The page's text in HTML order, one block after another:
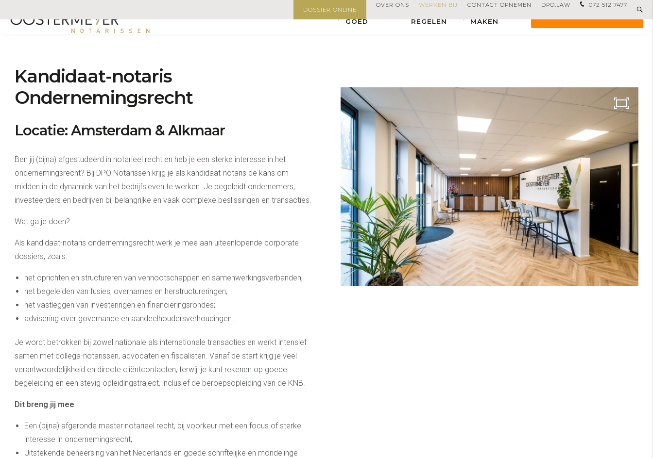
072 512 7477
DOSSIER ONLINE
OVER ONS WERKEN BIJ CONTACT OPNEMEN DPO.LAW
ONROEREND
GOED
REGELEN
MAKEN
Vacature Kandidaat-notaris Ondernemingsrecht
Kandidaat-notaris
Ondernemingsrecht
Locatie: Amsterdam & Alkmaar
Ben jij (bijna) afgestudeerd in notarieel recht en heb je een sterke interesse in het
ondernemingsrecht? Bij DPO Notarissen krijg je als kandidaat-notaris de kans om
midden in de dynamiek van het bedrijfsleven te werken. Je begeleidt ondernemers,
investeerders en bedrijven bij belangrijke en vaak complexe beslissingen en transacties.
Wat ga je doen?
Als kandidaat-notaris ondernemingsrecht werk je mee aan uiteenlopende corporate
dossiers, zoals:
het oprichten en structureren van vennootschappen en samenwerkingsverbanden;
het begeleiden van fusies, overnames en herstructureringen;
het vastleggen van investeringen en financieringsrondes;
advisering over governance en aandeelhoudersverhoudingen.
Je wordt betrokken bij zowel nationale als internationale transacties en werkt intensief
samen met collega-notarissen, advocaten en fiscalisten. Vanaf de start krijg je veel
verantwoordelijkheid en directe cliëntcontacten, terwijl je kunt rekenen op goede
begeleiding en een stevig opleidingstraject, inclusief de beroepsopleiding van de KNB.
Dit breng jij mee
Een (bijna) afgeronde master notarieel recht, bij voorkeur met een focus of sterke
interesse in ondernemingsrecht;
Uitstekende beheersing van het Nederlands en goede schriftelijke en mondelinge